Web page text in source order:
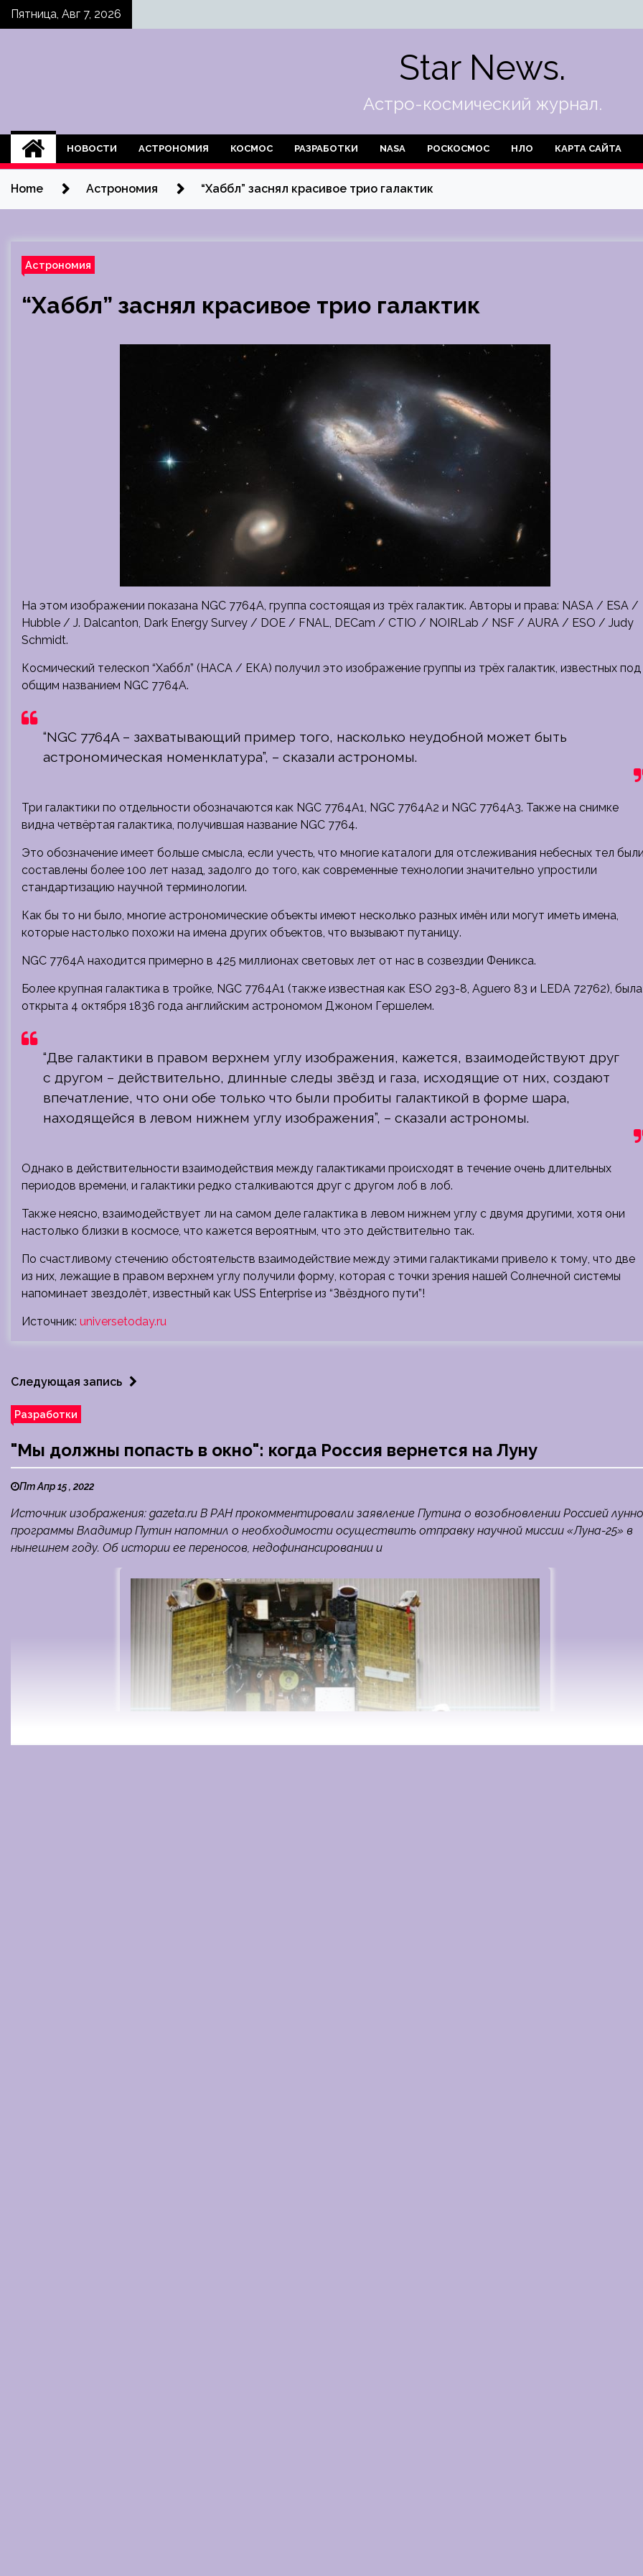
SkipПятница, Авг 7, 2026
Star News.
Астро-космический журнал.
НОВОСТИ АСТРОНОМИЯ КОСМОС РАЗРАБОТКИ NASA РОСКОСМОС НЛО КАРТА САЙТА
Home Астрономия “Хаббл” заснял красивое трио галактик
Астрономия
“Хаббл” заснял красивое трио галактик
На этом изображении показана NGC 7764A, группа состоящая из трёх галактик. Авторы и права: NASA / ESA /
Hubble / J. Dalcanton, Dark Energy Survey / DOE / FNAL, DECam / CTIO / NOIRLab / NSF / AURA / ESO / Judy
Schmidt.
Космический телескоп “Хаббл” (НАСА / ЕКА) получил это изображение группы из трёх галактик, известных под
общим названием NGC 7764A.
“NGC 7764A – захватывающий пример того, насколько неудобной может быть
астрономическая номенклатура”, – сказали астрономы.
Три галактики по отдельности обозначаются как NGC 7764A1, NGC 7764A2 и NGC 7764A3. Также на снимке
видна четвёртая галактика, получившая название NGC 7764.
Это обозначение имеет больше смысла, если учесть, что многие каталоги для отслеживания небесных тел были
составлены более 100 лет назад, задолго до того, как современные технологии значительно упростили
стандартизацию научной терминологии.
Как бы то ни было, многие астрономические объекты имеют несколько разных имён или могут иметь имена,
которые настолько похожи на имена других объектов, что вызывают путаницу.
NGC 7764A находится примерно в 425 миллионах световых лет от нас в созвездии Феникса.
Более крупная галактика в тройке, NGC 7764A1 (также известная как ESO 293-8, Aguero 83 и LEDA 72762), была
открыта 4 октября 1836 года английским астрономом Джоном Гершелем.
“Две галактики в правом верхнем углу изображения, кажется, взаимодействуют друг
с другом – действительно, длинные следы звёзд и газа, исходящие от них, создают
впечатление, что они обе только что были пробиты галактикой в форме шара,
находящейся в левом нижнем углу изображения”, – сказали астрономы.
Однако в действительности взаимодействия между галактиками происходят в течение очень длительных
периодов времени, и галактики редко сталкиваются друг с другом лоб в лоб.
Также неясно, взаимодействует ли на самом деле галактика в левом нижнем углу с двумя другими, хотя они
настолько близки в космосе, что кажется вероятным, что это действительно так.
По счастливому стечению обстоятельств взаимодействие между этими галактиками привело к тому, что две
из них, лежащие в правом верхнем углу получили форму, которая с точки зрения нашей Солнечной системы
напоминает звездолёт, известный как USS Enterprise из “Звёздного пути”!
Источник: universetoday.ru
Следующая запись
Разработки
"Мы должны попасть в окно": когда Россия вернется на Луну
Пт Апр 15 , 2022
Источник изображения: gazeta.ru В РАН прокомментировали заявление Путина о возобновлении Россией
программы Владимир Путин напомнил о необходимости осуществить отправку научной миссии «Луна-25» в
нынешнем году. Об истории ее переносов, недофинансировании и